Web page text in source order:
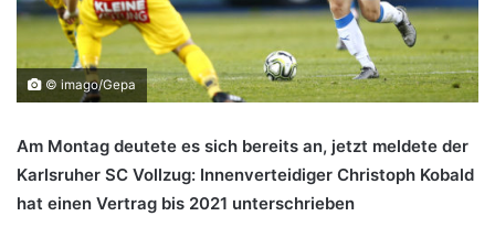
© imago/Gepa
Am Montag deutete es sich bereits an, jetzt meldete der
Karlsruher SC Vollzug: Innenverteidiger Christoph Kobald
hat einen Vertrag bis 2021 unterschrieben